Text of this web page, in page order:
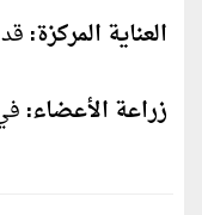
العناية المركزة:
زراعة الأعضاء: